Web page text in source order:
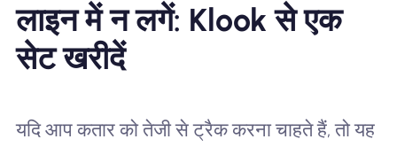
लाइन में न लगें: Klook से एक
सेट खरीदें
यदि आप कतार को तेजी से ट्रैक करना चाहते हैं, तो यह